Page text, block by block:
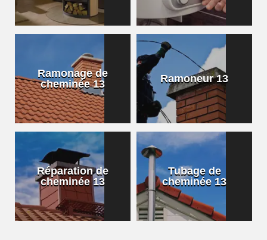
Ramonage de
cheminée 13
Ramoneur 13
Réparation de
cheminée 13
Tubage de
cheminée 13